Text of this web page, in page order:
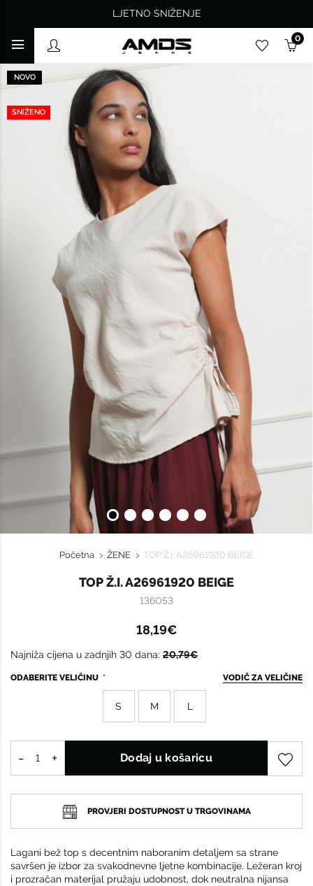
LJETNO SNIŽENJE
0
NOVO
SNIŽENO
Početna ŽENE TOP Ž.I. A26961920 BEIGE
TOP Ž.I. A26961920 BEIGE
136053
18,19€
Najniža cijena u zadnjih 30 dana: 20,79€
ODABERITE VELIČINU VODIČ ZA VELIČINE
S M L
Dodaj u košaricu
PROVJERI DOSTUPNOST U TRGOVINAMA
Lagani bež top s decentnim naboranim detaljem sa strane
savršen je izbor za svakodnevne ljetne kombinacije. Ležeran kroj
i prozračan materijal pružaju udobnost, dok neutralna nijansa